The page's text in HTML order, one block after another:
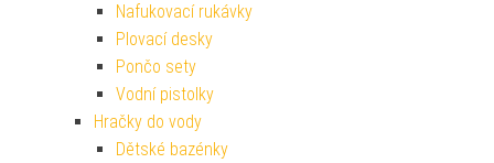
Nafukovací rukávky
Plovací desky
Pončo sety
Vodní pistolky
Hračky do vody
Dětské bazénky